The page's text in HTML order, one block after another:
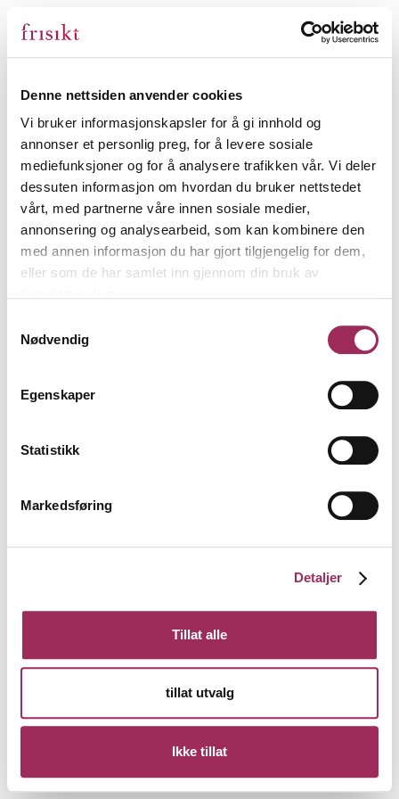
Denne nettsiden anvender cookies
Vi bruker informasjonskapsler for å gi innhold og
annonser et personlig preg, for å levere sosiale
mediefunksjoner og for å analysere trafikken vår. Vi deler
dessuten informasjon om hvordan du bruker nettstedet
vårt, med partnerne våre innen sosiale medier,
annonsering og analysearbeid, som kan kombinere den
med annen informasjon du har gjort tilgjengelig for dem,
eller som de har samlet inn gjennom din bruk av
Nødvendig
Egenskaper
Statistikk
Markedsføring
Detaljer
Tillat alle
tillat utvalg
Ikke tillat